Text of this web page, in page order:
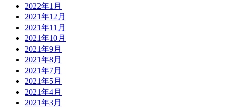
2022年1月
2021年12月
2021年11月
2021年10月
2021年9月
2021年8月
2021年7月
2021年5月
2021年4月
2021年3月